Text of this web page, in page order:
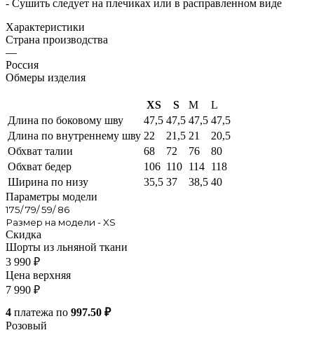
- Сушить следует на плечиках или в расправленном виде
Характеристики
Страна производства
—
Россия
Обмеры изделия
XS S M
L
Длина по боковому шву
47,5 47,5 47,5 47,5
Длина по внутреннему шву 22 21,5 21
20,5
Обхват талии
68 72 76
80
Обхват бедер
106 110 114 118
Ширина по низу
35,5 37 38,5 40
Параметры модели
175/ 79/ 59/ 86
Размер на модели - XS
Скидка
Шорты из льняной ткани
3 990 ₽
Цена верхняя
7 990 ₽
4 платежа по 997.50 ₽
Розовый